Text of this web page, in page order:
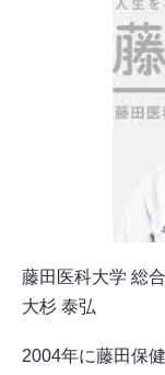
藤田医科大学 総
大杉 泰弘
2004年に藤田保